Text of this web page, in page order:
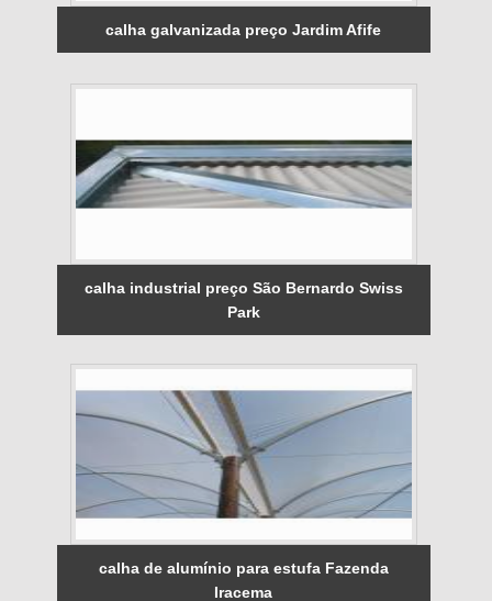
calha galvanizada preço Jardim Afife
calha industrial preço São Bernardo Swiss
Park
calha de alumínio para estufa Fazenda
Iracema